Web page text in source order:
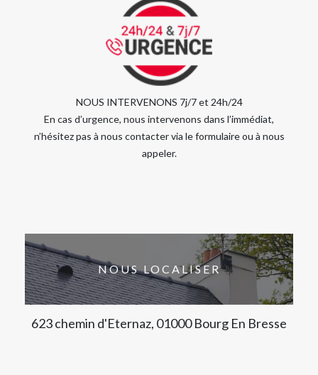
NOUS INTERVENONS 7j/7 et 24h/24
En cas d’urgence, nous intervenons dans l’immédiat,
n’hésitez pas à nous contacter via le formulaire ou à nous
appeler.
NOUS LOCALISER
623 chemin d'Eternaz, 01000 Bourg En Bresse